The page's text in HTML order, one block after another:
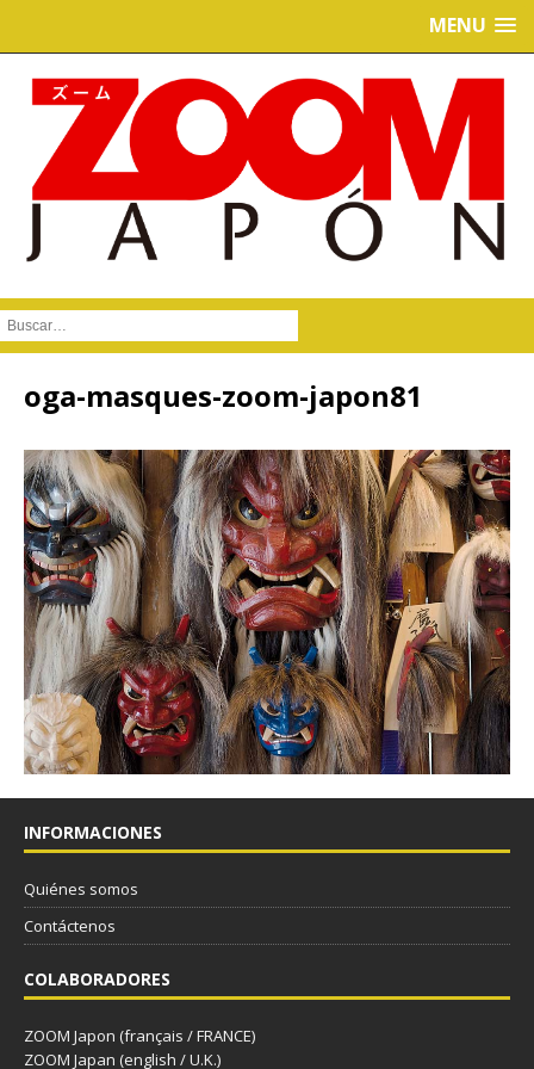
MENU
Buscar :
oga-masques-zoom-japon81
INFORMACIONES
Quiénes somos
Contáctenos
COLABORADORES
ZOOM Japon (français / FRANCE)
ZOOM Japan (english / U.K.)